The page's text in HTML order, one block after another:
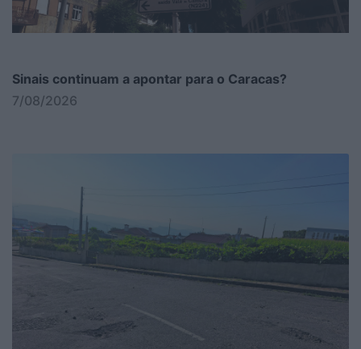
Sinais continuam a apontar para o Caracas?
7/08/2026